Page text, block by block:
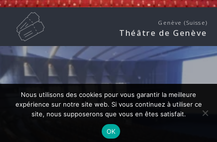
Genève (Suisse)
Théâtre de Genève
Nous utilisons des cookies pour vous garantir la meilleure
expérience sur notre site web. Si vous continuez à utiliser ce
site, nous supposerons que vous en êtes satisfait.
OK